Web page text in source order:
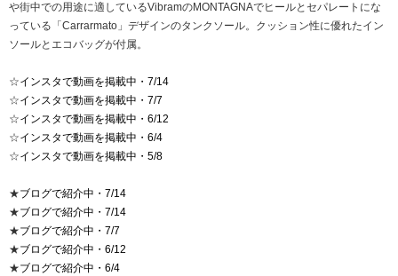
や街中での用途に適しているVibramのMONTAGNAでヒールとセパレートにな
っている「Carrarmato」デザインのタンクソール。クッション性に優れたイン
ソールとエコバッグが付属。
☆インスタで動画を掲載中・7/14
☆インスタで動画を掲載中・7/7
☆インスタで動画を掲載中・6/12
☆インスタで動画を掲載中・6/4
☆インスタで動画を掲載中・5/8
★ブログで紹介中・7/14
★ブログで紹介中・7/14
★ブログで紹介中・7/7
★ブログで紹介中・6/12
★ブログで紹介中・6/4